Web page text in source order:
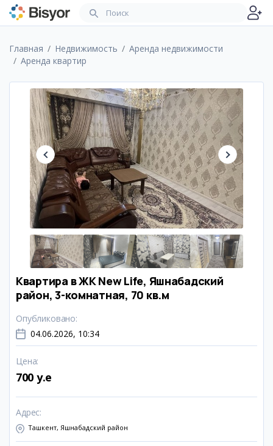
Главная Недвижимость
Аренда недвижимости
Аренда квартир
Квартира в ЖК New Life, Яшнабадский
район, 3-комнатная, 70 кв.м
Опубликовано:
04.06.2026, 10:34
Цена:
700 y.e
Адрес:
Ташкент, Яшнабадский район